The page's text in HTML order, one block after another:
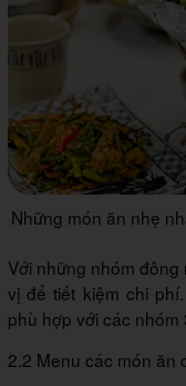
Những món ăn nhẹ
Với những nhóm
vị để tiết kiệm chi
phù hợp với các nhóm
2.2 Menu các món ăn